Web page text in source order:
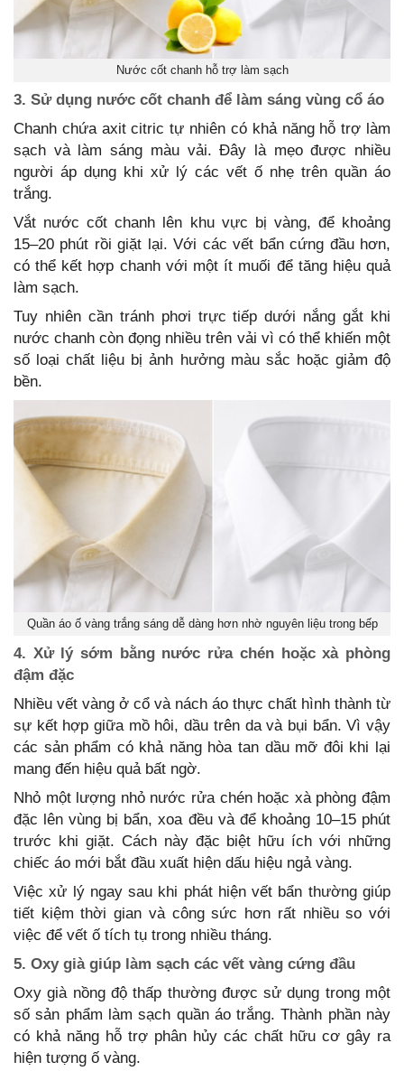
Nước cốt chanh hỗ trợ làm sạch
3. Sử dụng nước cốt chanh để làm sáng vùng cổ áo
Chanh chứa axit citric tự nhiên có khả năng hỗ trợ làm
sạch và làm sáng màu vải. Đây là mẹo được nhiều
người áp dụng khi xử lý các vết ố nhẹ trên quần áo
trắng.
Vắt nước cốt chanh lên khu vực bị vàng, để khoảng
15–20 phút rồi giặt lại. Với các vết bẩn cứng đầu hơn,
có thể kết hợp chanh với một ít muối để tăng hiệu quả
làm sạch.
Tuy nhiên cần tránh phơi trực tiếp dưới nắng gắt khi
nước chanh còn đọng nhiều trên vải vì có thể khiến một
số loại chất liệu bị ảnh hưởng màu sắc hoặc giảm độ
bền.
Quần áo ố vàng trắng sáng dễ dàng hơn nhờ nguyên liệu trong bếp
4. Xử lý sớm bằng nước rửa chén hoặc xà phòng
đậm đặc
Nhiều vết vàng ở cổ và nách áo thực chất hình thành từ
sự kết hợp giữa mồ hôi, dầu trên da và bụi bẩn. Vì vậy
các sản phẩm có khả năng hòa tan dầu mỡ đôi khi lại
mang đến hiệu quả bất ngờ.
Nhỏ một lượng nhỏ nước rửa chén hoặc xà phòng đậm
đặc lên vùng bị bẩn, xoa đều và để khoảng 10–15 phút
trước khi giặt. Cách này đặc biệt hữu ích với những
chiếc áo mới bắt đầu xuất hiện dấu hiệu ngả vàng.
Việc xử lý ngay sau khi phát hiện vết bẩn thường giúp
tiết kiệm thời gian và công sức hơn rất nhiều so với
việc để vết ố tích tụ trong nhiều tháng.
5. Oxy già giúp làm sạch các vết vàng cứng đầu
Oxy già nồng độ thấp thường được sử dụng trong một
số sản phẩm làm sạch quần áo trắng. Thành phần này
có khả năng hỗ trợ phân hủy các chất hữu cơ gây ra
hiện tượng ố vàng.